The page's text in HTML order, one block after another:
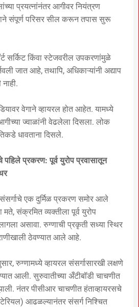
प्रयत्नांनंतर आगीवर नियंत्रण
संपूर्ण परिसर सील करून तपास सुरू
सर्किट किंवा स्टेजवरील उपकरणांमुळे
जात आहे, तथापि, अधिकाऱ्यांनी अद्याप
वेगाने व्हायरल होत आहेत. यामध्ये
ज्वाळांनी वेढलेला दिसला. लोक
धावताना दिसले.
पहिले प्रकरण: पूर्व युरोप प्रवासातून
एक दुर्मिळ प्रकरण समोर आले
संक्रमित व्यक्तीला पूर्व युरोप
असावा. रुग्णाची प्रकृती सध्या स्थिर
ठेवण्यात आले आहे.
रुग्णामध्ये व्हायरल संसर्गासारखी लक्षणे
आली. सुरुवातीच्या अँटीबॉडी चाचणीत
नंतर पीसीआर चाचणीत हंताव्हायरसचे
आढळल्यानंतर संसर्ग निश्चित